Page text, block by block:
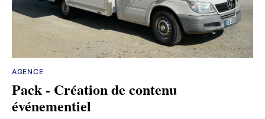
AGENCE
Pack - Création de contenu
événementiel